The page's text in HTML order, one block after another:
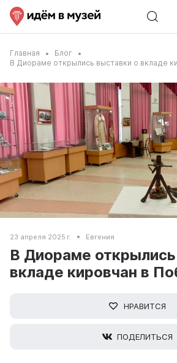
Главная
Блог
В Диораме открылись выставки о вкладе
23 апреля 2025 г. Евгения
В Диораме
вкладе кировчан в
НРАВИТСЯ
ПОДЕЛИТЬСЯ